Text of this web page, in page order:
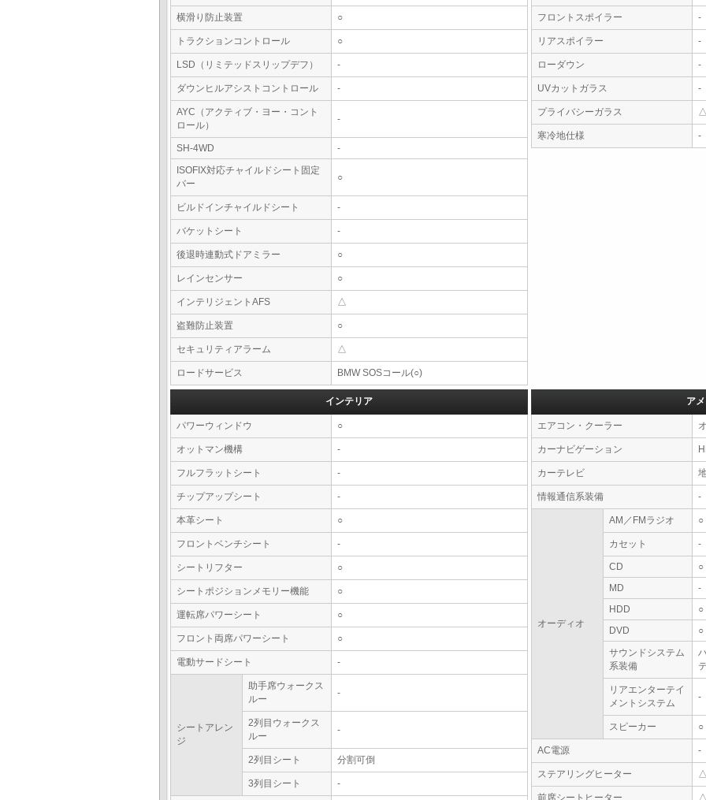
横滑り防止装置 ○
トラクションコントロール ○
LSD（リミテッドスリップデフ） -
ダウンヒルアシストコントロール -
AYC（アクティブ・ヨー・コント
ロール）
-
SH-4WD
-
ISOFIX対応チャイルドシート固定
バー
○
ビルドインチャイルドシート -
バケットシート -
後退時連動式ドアミラー ○
レインセンサー ○
インテリジェントAFS △
盗難防止装置 ○
セキュリティアラーム △
ロードサービス BMW SOSコール(○)
フロントスポイラー -
リアスポイラー -
ローダウン -
UVカットガラス -
プライバシーガラス △
寒冷地仕様 -
インテリア
パワーウィンドウ ○
オットマン機構 -
フルフラットシート -
チップアップシート -
本革シート ○
フロントベンチシート -
シートリフター ○
シートポジションメモリー機能 ○
運転席パワーシート ○
フロント両席パワーシート ○
電動サードシート -
シートアレン
ジ
助手席ウォークス
ルー
-
2列目ウォークス
ルー
-
2列目シート 分割可倒
3列目シート -
ア
エアコン・クーラー
カーナビゲーション
カーテレビ
情報通信系装備 -
オーディオ
AM／FMラジオ ○
カセット -
CD
○
MD
-
HDD
○
DVD
○
サウンドシステム
系装備
リアエンターテイ
メントシステム
-
スピーカー ○
AC電源 -
ステアリングヒーター △
前席シートヒーター △